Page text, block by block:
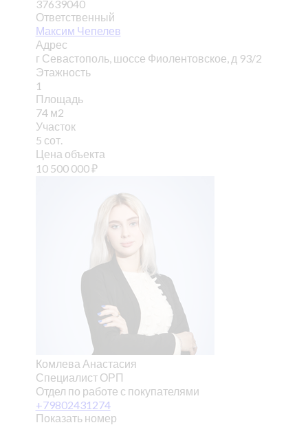
37639040
Ответственный
Максим Чепелев
Адрес
г Севастополь, шоссе Фиолентовское, д 93/2
Этажность
1
Площадь
74 м2
Участок
5 сот.
Цена объекта
10 500 000₽
Комлева Анастасия
Специалист ОРП
Отдел по работе с покупателями
+79802431274
Показать номер